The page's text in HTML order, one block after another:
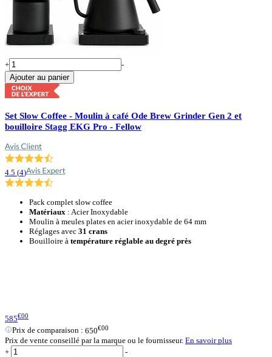
+
-
Ajouter au panier
Set Slow Coffee - Moulin à café Ode Brew Grinder Gen 2 et
bouilloire Stagg EKG Pro - Fellow
4.5 (4)
Pack complet slow coffee
Matériaux : Acier Inoxydable
Moulin à meules plates en acier inoxydable de 64 mm
Réglages avec 31 crans
Bouilloire à température réglable au degré près
585€00
Prix de comparaison : 650€00
Prix de vente conseillé par la marque ou le fournisseur. En savoir plus
+
-